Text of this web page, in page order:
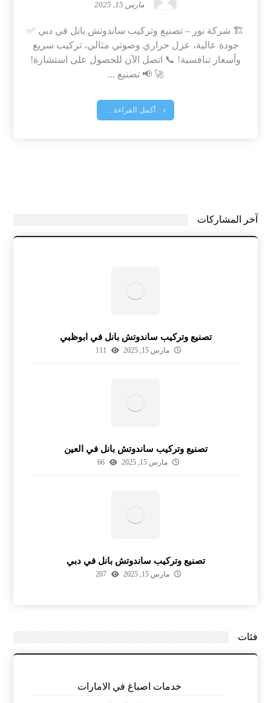
مارس 15, 2025
🏗️ شركة نور – تصنيع وتركيب ساندوتش بانل في دبي ✅
جودة عالية، عزل حراري وصوتي مثالي، تركيب سريع
وأسعار تنافسية! 📞 اتصل الآن للحصول على استشارة!
🚀 📢 تصنيع ...
أكمل القراءة ...
آخر المشاركات
تصنيع وتركيب ساندوتش بانل في ابوظبي
مارس 15, 2025 111
تصنيع وتركيب ساندوتش بانل في العين
مارس 15, 2025 66
تصنيع وتركيب ساندوتش بانل في دبي
مارس 15, 2025 207
فئات
خدمات اصباغ في الامارات